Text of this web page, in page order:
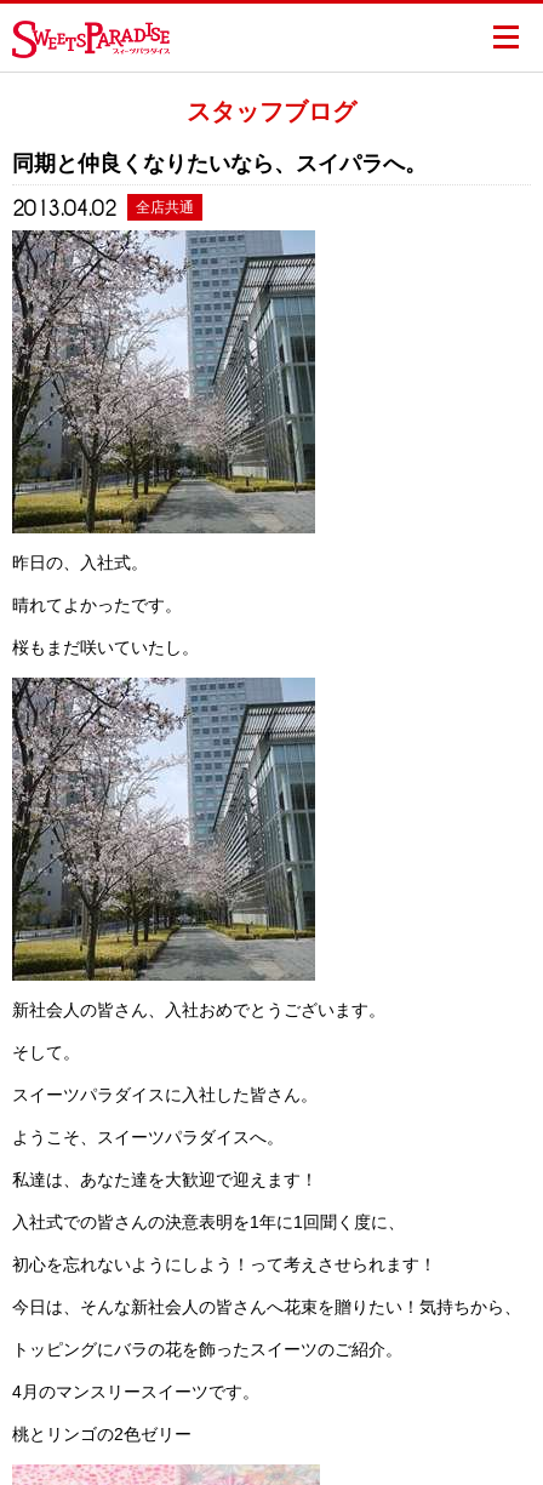
スタッフブログ
同期と仲良くなりたいなら、スイパラへ。
2013.04.02 全店共通
昨日の、入社式。
晴れてよかったです。
桜もまだ咲いていたし。
新社会人の皆さん、入社おめでとうございます。
そして。
スイーツパラダイスに入社した皆さん。
ようこそ、スイーツパラダイスへ。
私達は、あなた達を大歓迎で迎えます！
入社式での皆さんの決意表明を1年に1回聞く度に、
初心を忘れないようにしよう！って考えさせられます！
今日は、そんな新社会人の皆さんへ花束を贈りたい！気持ちから、
トッピングにバラの花を飾ったスイーツのご紹介。
4月のマンスリースイーツです。
桃とリンゴの2色ゼリー